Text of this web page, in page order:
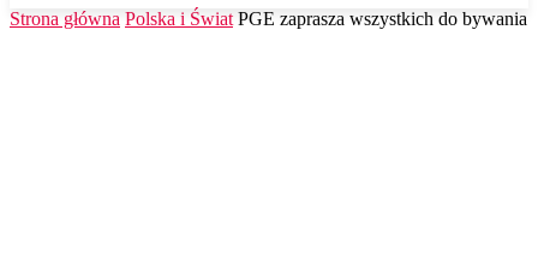
Strona główna Polska i Świat PGE zaprasza wszystkich do bywania